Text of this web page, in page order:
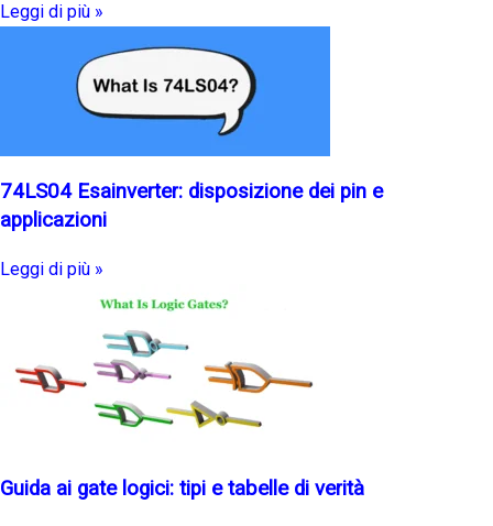
Leggi di più »
74LS04 Esainverter: disposizione dei pin e
applicazioni
Leggi di più »
Guida ai gate logici: tipi e tabelle di verità